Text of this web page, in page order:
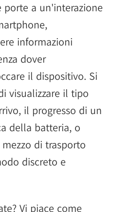
porte a un'interazione
informazioni
dover
il dispositivo. Si
visualizzare il tipo
il progresso di un
della batteria, o
di trasporto
discreto e
Vi piace come